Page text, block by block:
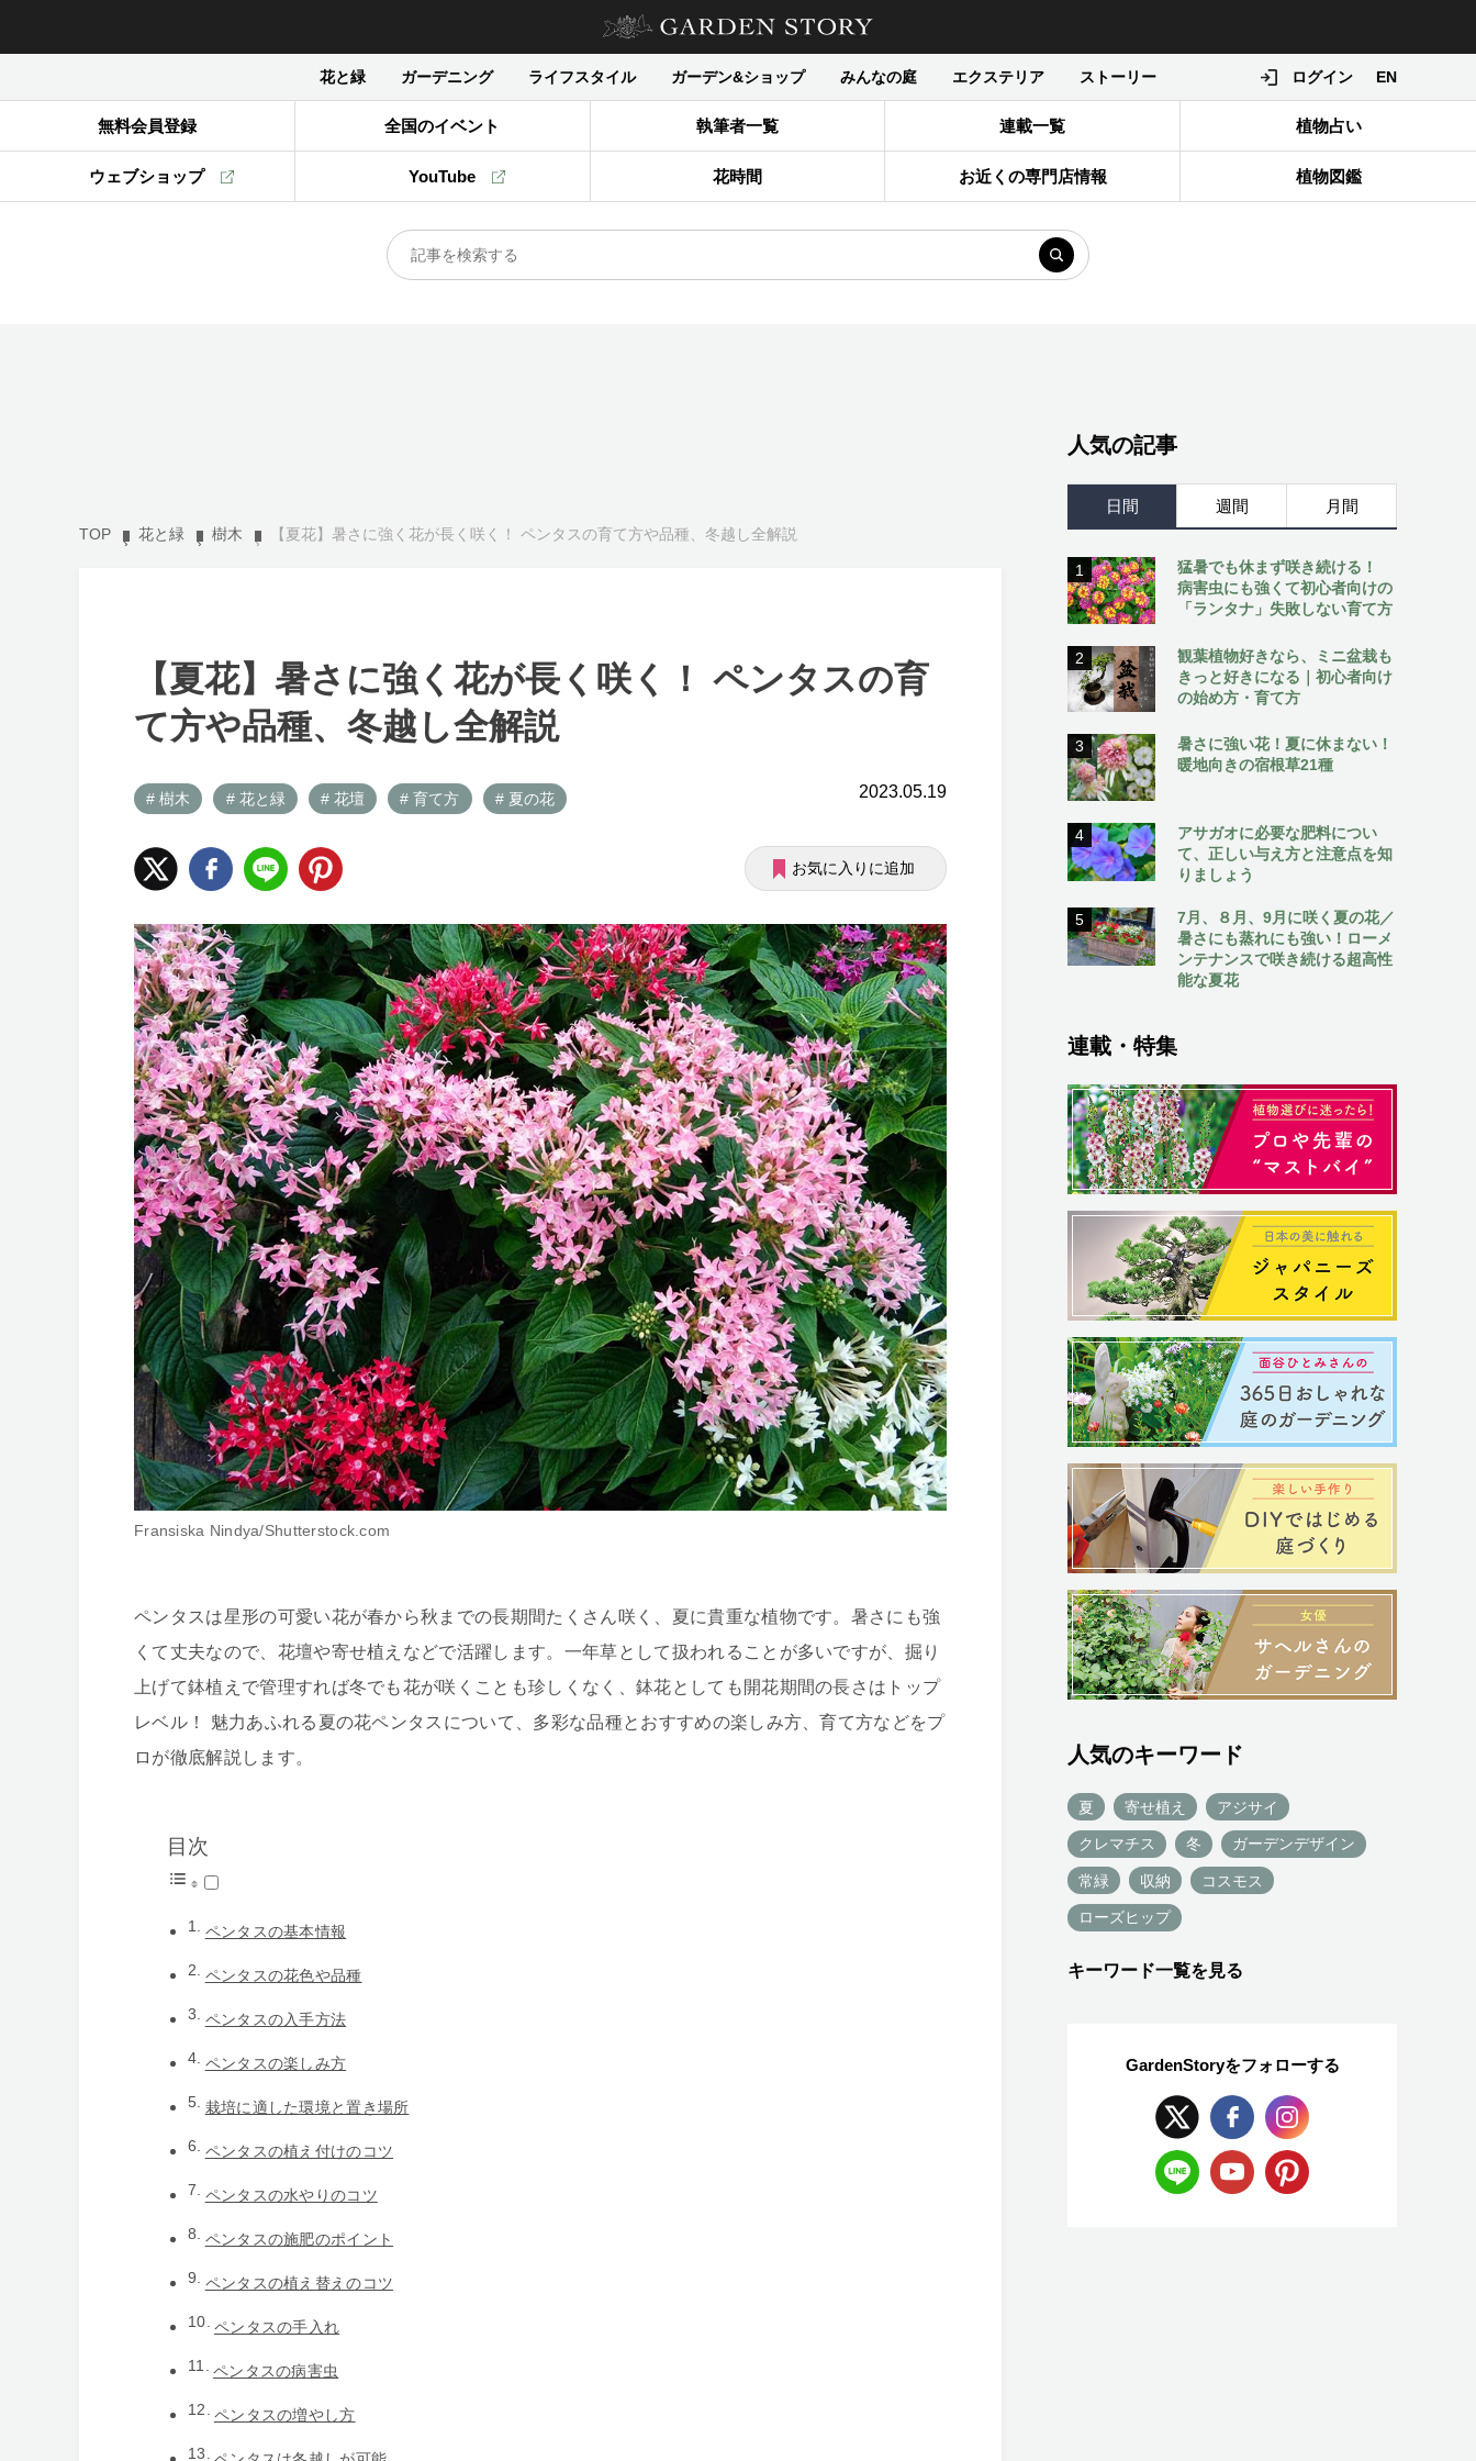
花と緑 ガーデニング ライフスタイル ガーデン&ショップ みんなの庭 エクステリア ストーリー ログイン EN
無料会員登録 全国のイベント 執筆者一覧 連載一覧 植物占い
ウェブショップ YouTube 花時間 お近くの専門店情報 植物図鑑
TOP 花と緑 樹木 【夏花】暑さに強く花が長く咲く！ ペンタスの育て方や品種、冬越し全解説
【夏花】暑さに強く花が長く咲く！ ペンタスの育
て方や品種、冬越し全解説
# 樹木 # 花と緑 # 花壇 # 育て方 # 夏の花 2023.05.19
お気に入りに追加
Fransiska Nindya/Shutterstock.com
ペンタスは星形の可愛い花が春から秋までの長期間たくさん咲く、夏に貴重な植物です。暑さにも強
くて丈夫なので、花壇や寄せ植えなどで活躍します。一年草として扱われることが多いですが、掘り
上げて鉢植えで管理すれば冬でも花が咲くことも珍しくなく、鉢花としても開花期間の長さはトップ
レベル！ 魅力あふれる夏の花ペンタスについて、多彩な品種とおすすめの楽しみ方、育て方などをプ
ロが徹底解説します。
目次
ペンタスの基本情報
ペンタスの花色や品種
ペンタスの入手方法
ペンタスの楽しみ方
栽培に適した環境と置き場所
ペンタスの植え付けのコツ
ペンタスの水やりのコツ
ペンタスの施肥のポイント
ペンタスの植え替えのコツ
ペンタスの手入れ
ペンタスの病害虫
ペンタスの増やし方
人気の記事
日間 週間 月間
1
猛暑でも休まず咲き続ける！
病害虫にも強くて初心者向けの
「ランタナ」失敗しない育て方
2
観葉植物好きなら、ミニ盆栽も
きっと好きになる｜初心者向け
の始め方・育て方
3
暑さに強い花！夏に休まない！
暖地向きの宿根草21種
4
アサガオに必要な肥料につい
て、正しい与え方と注意点を知
りましょう
5
7月、８月、9月に咲く夏の花／
暑さにも蒸れにも強い！ローメ
ンテナンスで咲き続ける超高性
能な夏花
連載・特集
人気のキーワード
夏 寄せ植え アジサイ
クレマチス 冬 ガーデンデザイン
常緑 収納 コスモス
ローズヒップ
キーワード一覧を見る
GardenStoryをフォローする